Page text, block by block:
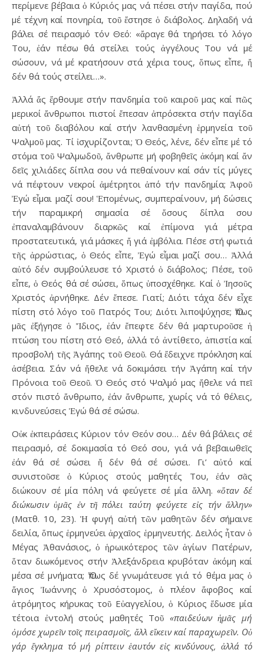
περίμενε βέβαια ὁ Κύριός μας νά πέσει στήν παγίδα, πού
μέ τέχνη καί πονηρία, τοῦ ἔστησε ὁ διάβολος. Δηλαδή νά
βάλει σέ πειρασμό τόν Θεό: «ἄραγε θά τηρήσει τό λόγο
Του, ἐάν πέσω θά στείλει τούς ἀγγέλους Του νά μέ
σώσουν, νά μέ κρατήσουν στά χέρια τους, ὅπως εἶπε, ἤ
δέν θά τούς στείλει…».
Ἀλλά ἄς ἔρθουμε στήν πανδημία τοῦ καιροῦ μας καί πῶς
μερικοί ἄνθρωποι πιστοί ἔπεσαν ἀπρόσεκτα στήν παγίδα
αὐτή τοῦ διαβόλου καί στήν λανθασμένη ἑρμηνεία τοῦ
Ψαλμοῦ μας. Τί ἰσχυρίζονται; Ὁ Θεός, λένε, δέν εἶπε μέ τό
στόμα τοῦ Ψαλμωδοῦ, ἄνθρωπε μή φοβηθεῖς ἀκόμη καί ἄν
δεῖς χιλιάδες δίπλα σου νά πεθαίνουν καί σάν τίς μύγες
νά πέφτουν νεκροί ἀμέτρητοι ἀπό τήν πανδημία; Ἀφοῦ
Ἐγώ εἶμαι μαζί σου! Ἑπομένως, συμπεραίνουν, μή δώσεις
τήν παραμικρή σημασία σέ ὅσους δίπλα σου
ἐπαναλαμβάνουν διαρκῶς καί ἐπίμονα γιά μέτρα
προστατευτικά, γιά μάσκες ἤ γιά ἐμβόλια. Πέσε στή φωτιά
τῆς ἀρρώστιας, ὁ Θεός εἶπε, Ἐγώ εἶμαι μαζί σου… Ἀλλά
αὐτό δέν συμβούλευσε τό Χριστό ὁ διάβολος; Πέσε, τοῦ
εἶπε, ὁ Θεός θά σέ σώσει, ὅπως ὑποσχέθηκε. Καί ὁ Ἰησοῦς
Χριστός ἀρνήθηκε. Δέν ἔπεσε. Γιατί; Διότι τάχα δέν εἶχε
πίστη στό λόγο τοῦ Πατρός Του; Διότι λιποψύχησε; Ὅπως
μᾶς ἐξήγησε ὁ Ἴδιος, ἐάν ἔπεφτε δέν θά μαρτυροῦσε ἡ
πτώση του πίστη στό Θεό, ἀλλά τό ἀντίθετο, ἀπιστία καί
προσβολή τῆς Ἀγάπης τοῦ Θεοῦ. Θά ἔδειχνε πρόκληση καί
ἀσέβεια. Σάν νά ἤθελε νά δοκιμάσει τήν Ἀγάπη καί τήν
Πρόνοια τοῦ Θεοῦ. Ὁ Θεός στό Ψαλμό μας ἤθελε νά πεῖ
στόν πιστό ἄνθρωπο, ἐάν ἄνθρωπε, χωρίς νά τό θέλεις,
κινδυνεύσεις Ἐγώ θά σέ σώσω.
Οὐκ ἐκπειράσεις Κύριον τόν Θεόν σου… Δέν θά βάλεις σέ
πειρασμό, σέ δοκιμασία τό Θεό σου, γιά νά βεβαιωθεῖς
ἐάν θά σέ σώσει ἤ δέν θά σέ σώσει. Γι’ αὐτό καί
συνιστοῦσε ὁ Κύριος στούς μαθητές Του, ἐάν σᾶς
διώκουν σέ μία πόλη νά φεύγετε σέ μία ἄλλη.«ὅταν δέ
διώκωσιν ὑμᾶς ἐν τῆ πόλει ταύτη φεύγετε εἰς τήν ἄλλην»
(Ματθ. 10, 23). Ἡ φυγή αὐτή τῶν μαθητῶν δέν σήμαινε
δειλία, ὅπως ἑρμηνεύει ἀρχαῖος ἑρμηνευτής. Δειλός ἦταν ὁ
Μέγας Ἀθανάσιος, ὁ ἡρωικότερος τῶν ἁγίων Πατέρων,
ὅταν διωκόμενος στήν Ἀλεξάνδρεια κρυβόταν ἀκόμη καί
μέσα σέ μνήματα; Ὅπως δέ γνωμάτευσε γιά τό θέμα μας ὁ
ἅγιος Ἰωάννης ὁ Χρυσόστομος, ὁ πλέον ἄφοβος καί
ἀτρόμητος κήρυκας τοῦ Εὐαγγελίου, ὁ Κύριος ἔδωσε μία
τέτοια ἐντολή στούς μαθητές Τοῦ «παιδεύων ἡμᾶς μή
ὀμόσε χωρεῖν τοῖς πειρασμοῖς, ἄλλ εἴκειν καί παραχωρεῖν. Οὐ
γάρ ἔγκλημα τό μή ρίπτειν ἑαυτόν εἰς κινδύνους, ἀλλά τό